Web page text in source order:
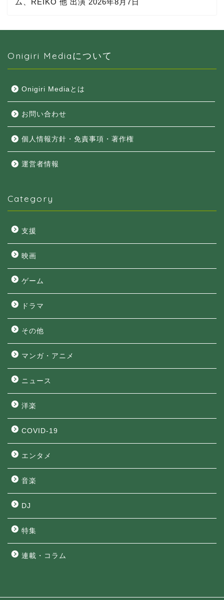
ム、REIKO 他 出演 2026年8月7日
Onigiri Mediaについて
Onigiri Mediaとは
お問い合わせ
個人情報方針・免責事項・著作権
運営者情報
Category
支援
映画
ゲーム
ドラマ
その他
マンガ・アニメ
ニュース
洋楽
COVID-19
エンタメ
音楽
DJ
特集
連載・コラム